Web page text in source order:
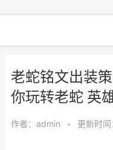
老蛇铭文出装
你玩转老蛇 英
作者： admin • 更新时